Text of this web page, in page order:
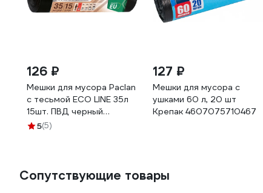
126 ₽
Мешки для мусора Paclan
с тесьмой ECO LINE 35л
15шт. ПВД черный
42013377 403150
5(5)
127 ₽
Мешки для мусора с
ушками 60 л, 20 шт
Крепак 4607075710467
Сопутствующие товары